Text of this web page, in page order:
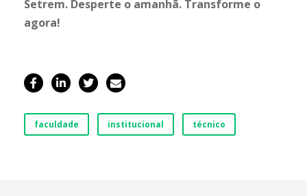
Setrem. Desperte o amanhã. Transforme o
agora!
faculdade institucional técnico